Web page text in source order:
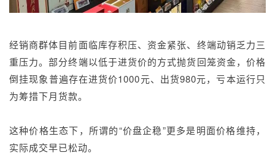
经销商群体目前面临库存积压、资金紧张、终端动销乏力三
重压力。部分终端以低于进货价的方式抛货回笼资金，价格
倒挂现象普遍存在进货价1000元、出货980元，亏本运行只
为筹措下月货款。
这种价格生态下，所谓的“价盘企稳”更多是明面价格维持，
实际成交早已松动。